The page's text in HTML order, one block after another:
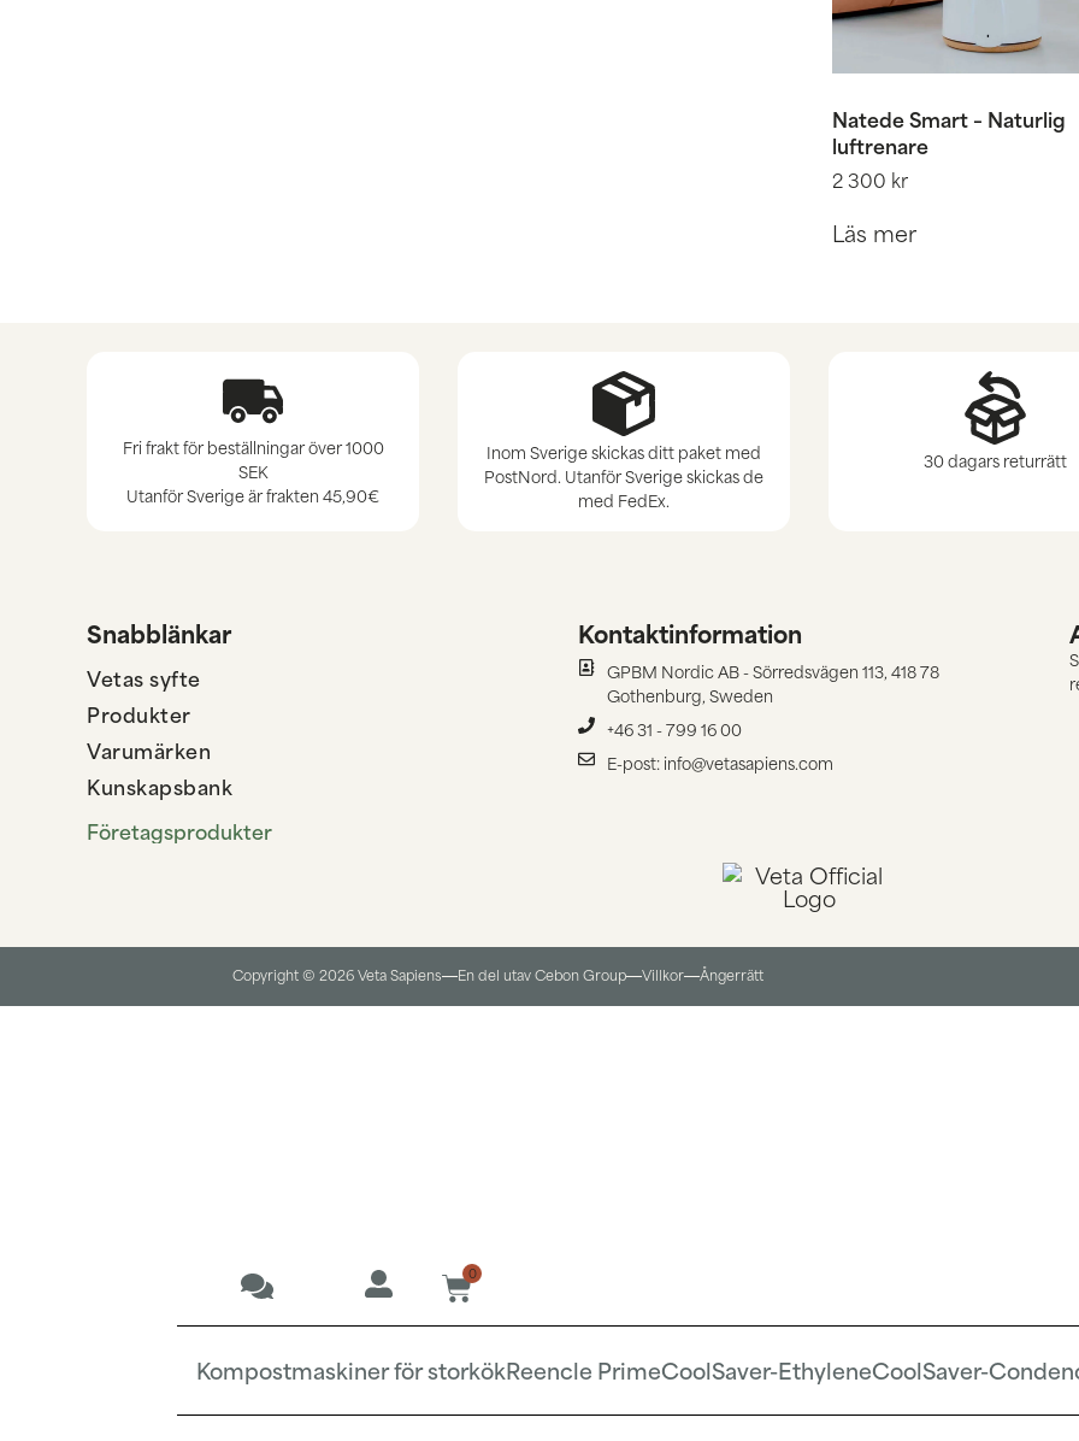
Natede Smart – Naturlig
luftrenare
2 300 kr
Läs mer
Fri frakt för beställningar över 1000
SEK
Utanför Sverige är frakten45,90€
Inom Sverige skickas ditt paket med
PostNord. Utanför Sverige skickas de
med FedEx.
30 dagars returrätt
Snabblänkar
Vetas syfte
Produkter
Varumärken
Kunskapsbank
Företagsprodukter
Kontaktinformation
GPBM Nordic AB - Sörredsvägen 113, 418 78
Gothenburg, Sweden
+46 31 - 799 16 00
E-post: info@vetasapiens.com
Copyright © 2026 Veta Sapiens En del utav Cebon Group Villkor Ångerrätt
0
Kompostmaskiner för storkökReencle PrimeCoolSaver-EthyleneCoolSaver-